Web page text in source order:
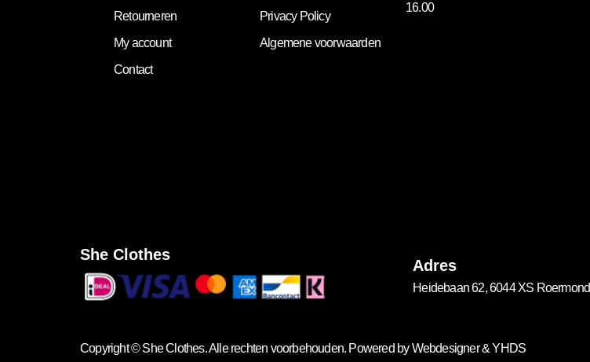
Retourneren
My account
Contact
Privacy Policy
Algemene voorwaarden
16.00
She Clothes
Adres
Heidebaan 62, 6044 XS Roermond
Copyright ©She Clothes. Alle rechten voorbehouden. Powered byWebdesigner&YHDS